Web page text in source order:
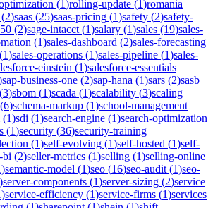
(1)rolling-update (1)romania
(2)saas (25)saas-pricing (1)safety (2)safety-
(2)sage-intacct (1)salary (1)sales (19)sales-
(1)sales-dashboard (2)sales-forecasting
(1)sales-operations (1)sales-pipeline (1)sales-
einstein (1)salesforce-essentials
sap-business-one (2)sap-hana (1)sars (2)sasb
(3)sbom (1)scada (1)scalability (3)scaling
(6)schema-markup (1)school-management
(1)sdi (1)search-engine (1)search-optimization
(1)security (36)security-training
(1)self-evolving (1)self-hosted (1)self-
bi (2)seller-metrics (1)selling (1)selling-online
)semantic-model (1)seo (16)seo-audit (1)seo-
)server-components (1)server-sizing (2)service
)service-efficiency (1)service-firms (1)services